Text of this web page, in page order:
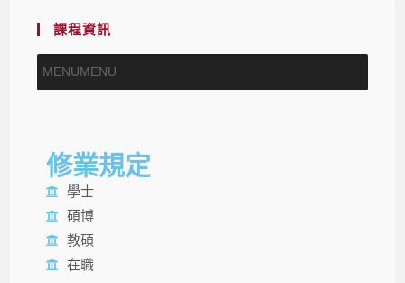
課程資訊
MENUMENU
修業規定
學士
碩博
教碩
在職